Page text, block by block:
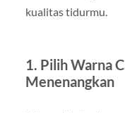
kualitas tidurmu.
1. Pilih Warna
Menenangkan